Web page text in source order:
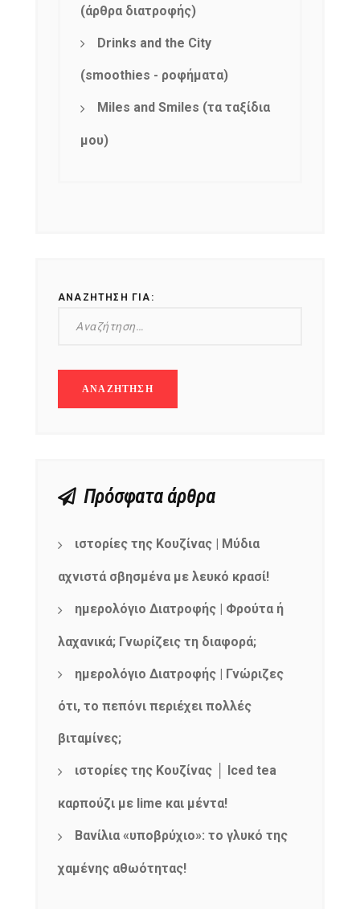
(άρθρα διατροφής)
Drinks and the City
(smoothies - ροφήματα)
Miles and Smiles (τα ταξίδια
μου)
ΑΝΑΖΉΤΗΣΗ ΓΙΑ:
Πρόσφατα άρθρα
ιστορίες της Κουζίνας | Μύδια
αχνιστά σβησμένα με λευκό κρασί!
ημερολόγιο Διατροφής | Φρούτα ή
λαχανικά; Γνωρίζεις τη διαφορά;
ημερολόγιο Διατροφής | Γνώριζες
ότι, το πεπόνι περιέχει πολλές
βιταμίνες;
ιστορίες της Κουζίνας │ Iced tea
καρπούζι με lime και μέντα!
Βανίλια «υποβρύχιο»: το γλυκό της
χαμένης αθωότητας!